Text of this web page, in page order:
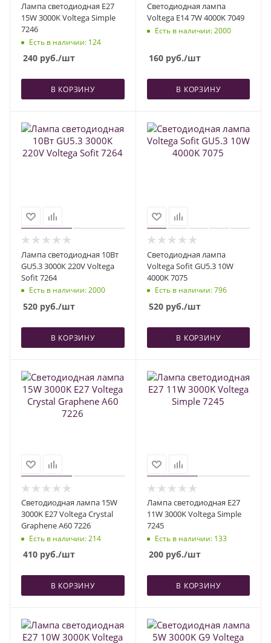
Лампа светодиодная E27
15W 3000K Voltega Simple
7246
Есть в наличии: 124
240 руб./шт
В КОРЗИНУ
Светодиодная лампа
Voltega E14 7W 4000K 7049
Есть в наличии: 2000
160руб./шт
В КОРЗИНУ
Лампа светодиодная 10Вт
GU5.3 3000К 220V Voltega
Sofit 7264
Есть в наличии: 2000
520 руб./шт
В КОРЗИНУ
Светодиодная лампа
Voltega Sofit GU5.3 10W
4000K 7075
Есть в наличии: 796
520руб./шт
В КОРЗИНУ
Светодиодная лампа 15W
3000K E27 Voltega Crystal
Graphene A60 7226
Есть в наличии: 214
410 руб./шт
В КОРЗИНУ
Лампа светодиодная E27
11W 3000K Voltega Simple
7245
Есть в наличии: 133
200руб./шт
В КОРЗИНУ